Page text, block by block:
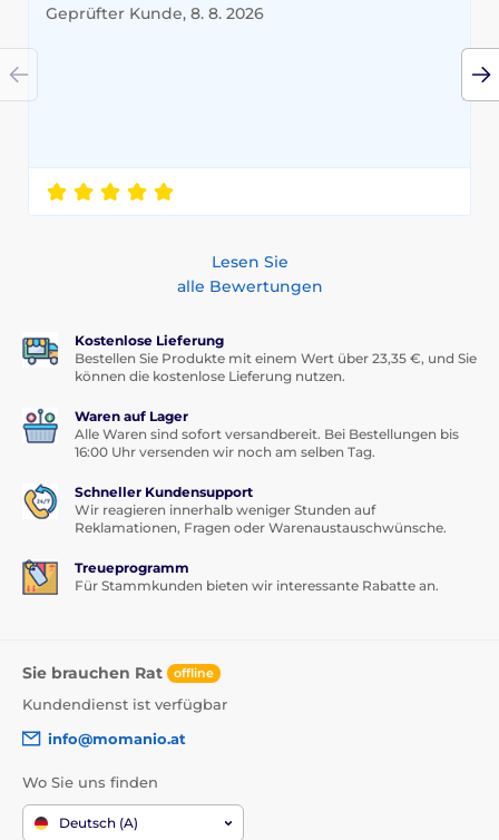
Geprüfter Kunde, 8. 8. 2026
Lesen Sie
alle Bewertungen
Kostenlose Lieferung
Bestellen Sie Produkte mit einem Wert über 23,35 €, und Sie
können die kostenlose Lieferung nutzen.
Waren auf Lager
Alle Waren sind sofort versandbereit. Bei Bestellungen bis
16:00 Uhr versenden wir noch am selben Tag.
Schneller Kundensupport
Wir reagieren innerhalb weniger Stunden auf
Reklamationen, Fragen oder Warenaustauschwünsche.
Treueprogramm
Für Stammkunden bieten wir interessante Rabatte an.
Sie brauchen Rat offline
Kundendienst ist verfügbar
info@momanio.at
Wo Sie uns finden
Deutsch (A)